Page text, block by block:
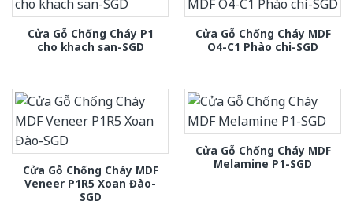
Cửa Gỗ Chống Cháy P1
cho khach san-SGD
Cửa Gỗ Chống Cháy MDF
O4-C1 Phào chi-SGD
Cửa Gỗ Chống Cháy MDF
Veneer P1R5 Xoan Đào-
SGD
Cửa Gỗ Chống Cháy MDF
Melamine P1-SGD